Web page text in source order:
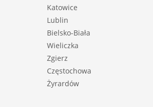
Katowice
Lublin
Bielsko-Biała
Wieliczka
Zgierz
Częstochowa
Żyrardów